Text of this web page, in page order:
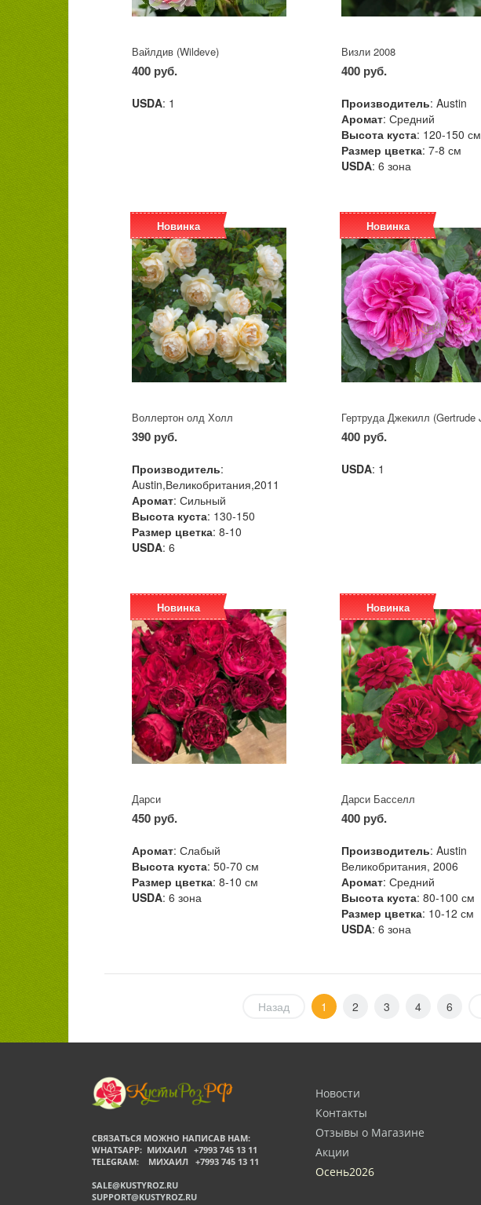
Вайлдив (Wildeve)
400 руб.
USDA: 1
Визли 2008
400 руб.
Производитель: Austin
Аромат: Средний
Высота куста: 120-150 см
Размер цветка: 7-8 см
USDA: 6 зона
Новинка
Воллертон олд Холл
390 руб.
Производитель:
Austin,Великобритания,2011
Аромат: Сильный
Высота куста: 130-150
Размер цветка: 8-10
USDA: 6
Новинка
400 руб.
USDA: 1
Новинка
Дарси
450 руб.
Аромат: Слабый
Высота куста: 50-70 см
Размер цветка: 8-10 см
USDA: 6 зона
Новинка
Дарси Басселл
400 руб.
Производитель: Austin
Великобритания, 2006
Аромат: Средний
Высота куста: 80-100 см
Размер цветка: 10-12 см
USDA: 6 зона
Назад 1 2 3 4 6
Новости
Контакты
Отзывы о Магазине
Акции
Осень2026
СВЯЗАТЬСЯ МОЖНО НАПИСАВ НАМ:
WHATSAPP: МИХАИЛ +7993 745 13 11
TELEGRAM: МИХАИЛ +7993 745 13 11
SALE@KUSTYROZ.RU
SUPPORT@KUSTYROZ.RU